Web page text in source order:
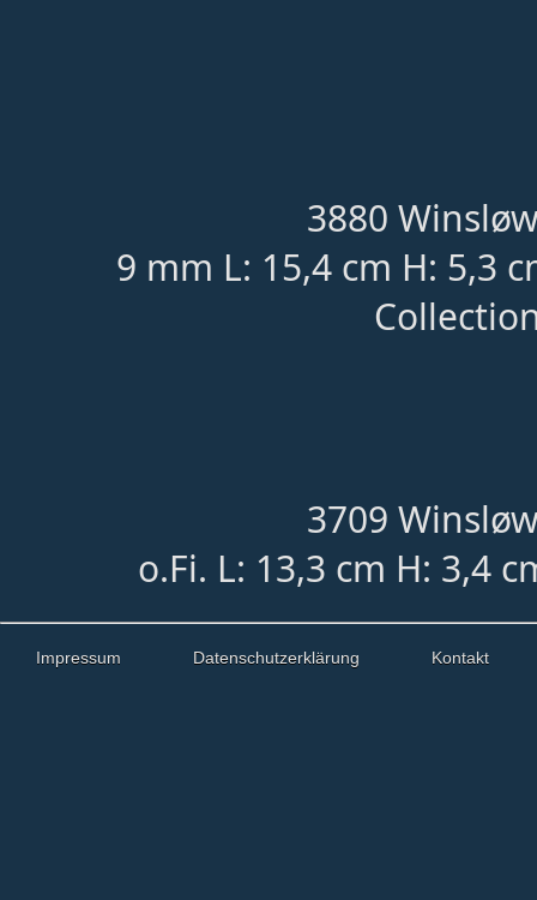
3880
9 mm L: 15,4 cm H: 5,3
3709
o.Fi. L: 13,3 cm H: 3,4
Impressum Datenschutzerklärung Kontakt